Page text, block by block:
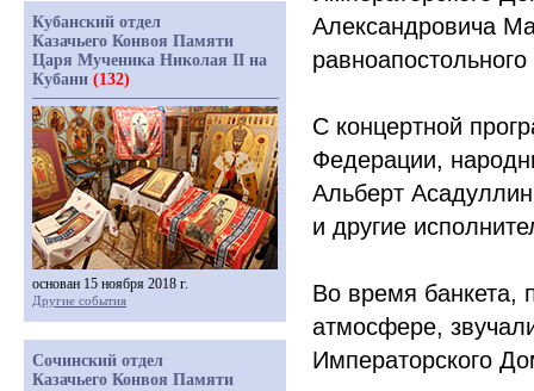
Александровича
С концертной
Федерации,
Альберт
и другие
Во время банкета,
атмосфере,
Императорского
Кубанский отдел
Казачьего Конвоя Памяти
Царя Мученика Николая II на
Кубани (132)
основан 15 ноября 2018 г.
Другие события
Сочинский отдел
Казачьего Конвоя Памяти